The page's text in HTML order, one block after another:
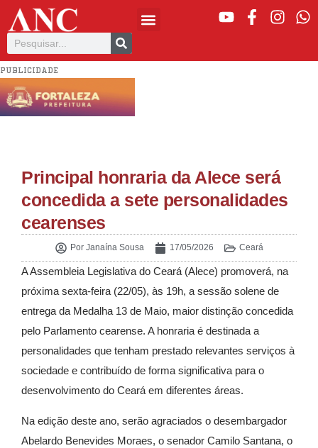
PUBLICIDADE
Principal honraria da Alece será
concedida a sete personalidades
cearenses
PorJanaína Sousa 17/05/2026 Ceará
A Assembleia Legislativa do Ceará (Alece) promoverá, na
próxima sexta-feira (22/05), às 19h, a sessão solene de
entrega da Medalha 13 de Maio, maior distinção concedida
pelo Parlamento cearense. A honraria é destinada a
personalidades que tenham prestado relevantes serviços à
sociedade e contribuído de forma significativa para o
desenvolvimento do Ceará em diferentes áreas.
Na edição deste ano, serão agraciados o desembargador
Abelardo Benevides Moraes, o senador Camilo Santana, o